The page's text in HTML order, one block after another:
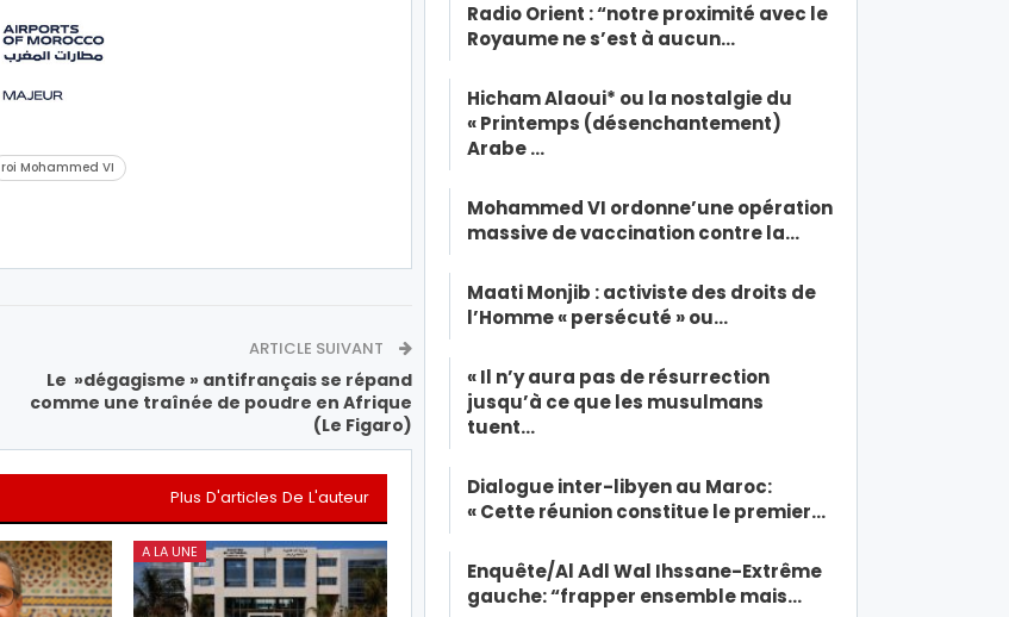
roi Mohammed VI
ARTICLE SUIVANT
Le »dégagisme » antifrançais se répand
comme une traînée de poudre en Afrique
(Le Figaro)
Plus D'articles De L'auteur
A LA UNE
Radio Orient : “notre proximité avec le
Royaume ne s’est à aucun…
Hicham Alaoui* ou la nostalgie du
« Printemps (désenchantement)
Arabe …
Mohammed VI ordonne’une opération
massive de vaccination contre la…
Maati Monjib : activiste des droits de
l’Homme « persécuté » ou…
« Il n’y aura pas de résurrection
jusqu’à ce que les musulmans
tuent…
Dialogue inter-libyen au Maroc:
« Cette réunion constitue le premier…
Enquête/Al Adl Wal Ihssane-Extrême
gauche: “frapper ensemble mais…